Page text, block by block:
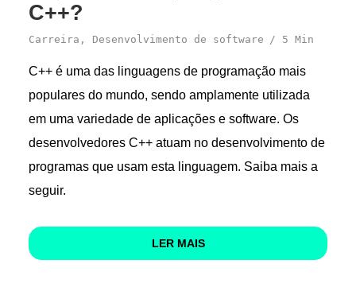
C++?
Carreira , Desenvolvimento de software 5 Min
C++ é uma das linguagens de programação mais
populares do mundo, sendo amplamente utilizada
em uma variedade de aplicações e software. Os
desenvolvedores C++ atuam no desenvolvimento de
programas que usam esta linguagem. Saiba mais a
seguir.
LER MAIS